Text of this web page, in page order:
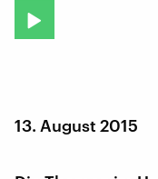
13. August 2015